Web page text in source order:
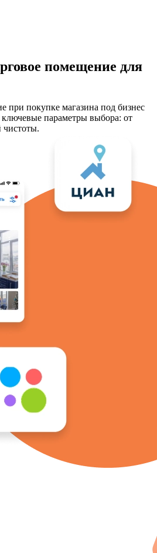
помещение для
при покупке магазина под бизнес
параметры выбора: от
чистоты.